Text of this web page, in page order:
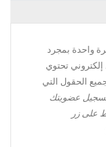
واحدة بمجرد
تحتوي
الحقول التي
عضويتك
على زر